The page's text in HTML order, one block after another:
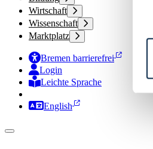
Wirtschaft
Wissenschaft
Marktplatz
Bremen barrierefrei
Login
Leichte Sprache
Zur Deutschen Gebärdensprache
English